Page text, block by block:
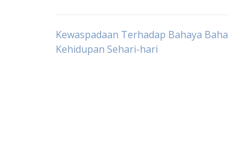
Post
Kewaspadaan Terhadap Bahaya
Kehidupan Sehari-hari